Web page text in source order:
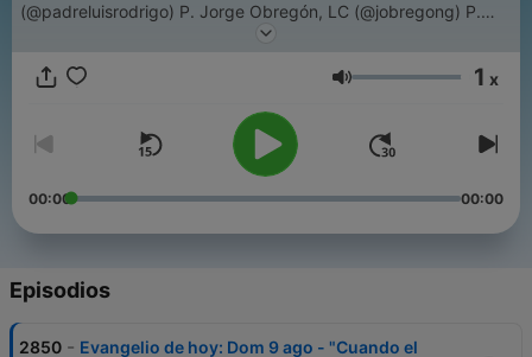
(@padreluisrodrigo) P. Jorge Obregón, LC (@jobregong) P.
Pablo Solis, LC (@pablosolisic) P. Evanibaldo Díaz, LC
P. Jesús Rodrigues, LC (@padrejesuslc)
Volumen 1 x
00:00 00:00
Episodios
2850 - Evangelio de hoy: Dom 9 ago - "Cuando el